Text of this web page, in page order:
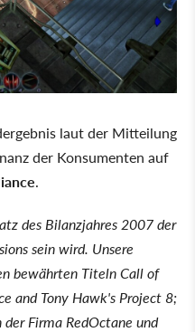
laut der Mitteilung
der Konsumenten auf
.
des Bilanzjahres 2007 der
sein wird. Unsere
bewährten Titeln Call of
and Tony Hawk's Project 8;
Firma RedOctane und